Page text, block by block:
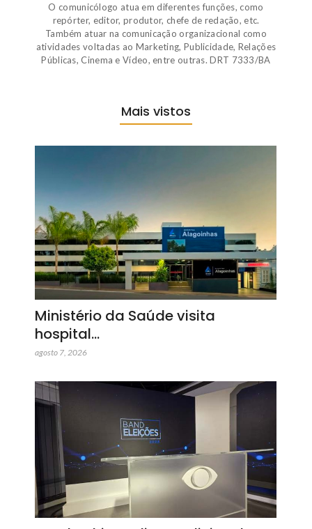
O comunicólogo atua em diferentes funções, como
repórter, editor, produtor, chefe de redação, etc.
Também atuar na comunicação organizacional como
atividades voltadas ao Marketing, Publicidade, Relações
Públicas, Cinema e Vídeo, entre outras. DRT 7333/BA
Mais vistos
Ministério da Saúde visita
hospital…
agosto 7, 2026